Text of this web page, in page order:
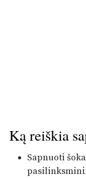
Ką reiškia
Sapnuoti